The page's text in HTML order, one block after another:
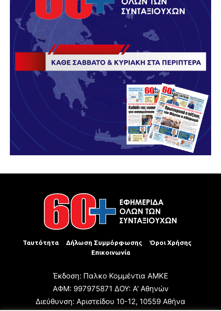
Ταυτότητα Δήλωση Συμμόρφωσης
Όροι Χρήσης
Επικοινωνία
Έκδοση: Παλκο Κομμέντια ΑΜΚΕ
ΑΦΜ: 997975871 ΔΟΥ: Α' Αθηνών
Διεύθυνση: Αριστείδου 10-12, 10559 Αθήνα